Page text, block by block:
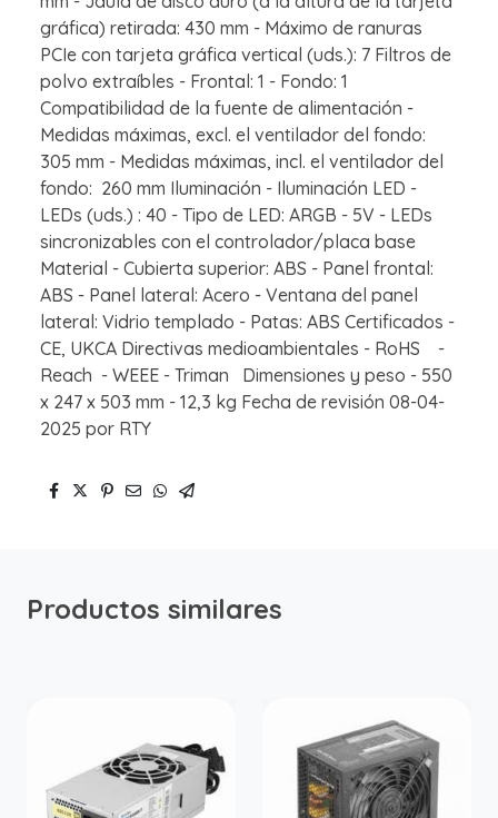
gráfica) retirada: 430 mm - Máximo de ranuras
PCIe con tarjeta gráfica vertical (uds.): 7 Filtros de
polvo extraíbles - Frontal: 1 - Fondo: 1
Compatibilidad de la fuente de alimentación -
Medidas máximas, excl. el ventilador del fondo:
305 mm - Medidas máximas, incl. el ventilador del
fondo: 260 mm Iluminación - Iluminación LED -
LEDs (uds.) : 40 - Tipo de LED: ARGB - 5V - LEDs
sincronizables con el controlador/placa base
Material - Cubierta superior: ABS - Panel frontal:
ABS - Panel lateral: Acero - Ventana del panel
lateral: Vidrio templado - Patas: ABS Certificados -
CE, UKCA Directivas medioambientales - RoHS -
Reach - WEEE - Triman Dimensiones y peso - 550
x 247 x 503 mm - 12,3 kg Fecha de revisión 08-04-
2025 por RTY
Productos similares